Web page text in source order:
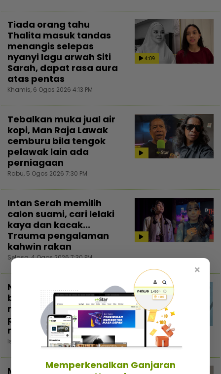
4:09
Tiada orang tahu
Thalita masuk tandas
menangis selepas
nyanyi lagu arwah Siti
Sarah, dapat rasa aura
atas pentas
Khamis, 6 Ogos 2026 4:13 PM
Tebalkan muka jual air
kopi, Man Raja Lawak
cemburu bila tengok
pelawak lain ada
perniagaan
Rabu, 5 Ogos 2026 7:30 PM
Intan Serah memilih
calon suami, cari lelaki
kaya dan kacak...
Trauma pengalaman
kahwin rakan
Selasa, 4 Ogos 2026 7:30 PM
3:02
Nadzmi Adhwa bagi
bantuan bukan untuk
menunjuk, niat cari
pahala... Kongsi di
media sosial elak fitnah
Isnin, 3 Ogos 2026 5:30 PM
Majikan tindas pekerja
×
Memperkenalkan Ganjaran